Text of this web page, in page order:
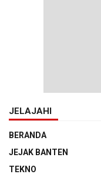
JELAJAHI
BERANDA
JEJAK BANTEN
TEKNO